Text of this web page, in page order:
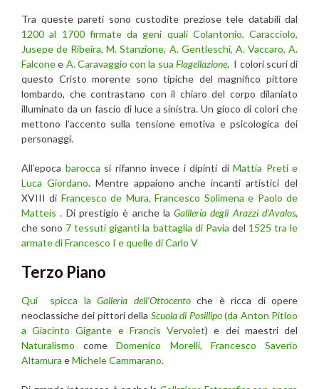
Tra queste pareti sono custodite preziose tele databili dal
1200 al 1700 firmate da geni quali Colantonio, Caracciolo,
Jusepe de Ribeira, M. Stanzione, A. Gentleschi, A. Vaccaro, A.
Falconee A. Caravaggio con la sua Flagellazione. I colori scuri di
questo Cristo morente sono tipiche del magnifico pittore
lombardo, che contrastano con il chiaro del corpo dilaniato
illuminato da un fascio di luce a sinistra. Un gioco di colori che
mettono l’accento sulla tensione emotiva e psicologica dei
personaggi.
All’epoca barocca si rifanno invece i dipinti di Mattia Preti e
Luca Giordano. Mentre appaiono anche incanti artistici del
XVIII di Francesco de Mura, Francesco Solimena e Paolo de
Matteis . Di prestigio è anche laGallleria degli Arazzi d’Avalos,
che sono 7 tessuti giganti la battaglia di Pavia del 1525 tra le
armate di Francesco I e quelle di Carlo V
Terzo Piano
Qui spicca la Galleria dell’Ottocentoche è ricca di opere
neoclassiche dei pittori della Scuola di Posillipo(da Anton Pitloo
a Giacinto Gigante e Francis Vervolet) e dei maestri del
Naturalismo comeDomenico Morelli,
Francesco Saverio
Altamura eMichele Cammarano.